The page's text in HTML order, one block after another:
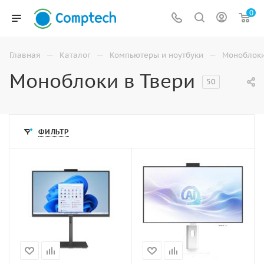
0
Главная — Каталог — Компьютеры и ноутбуки —
Моноблоки в Твери 50
ФИЛЬТР